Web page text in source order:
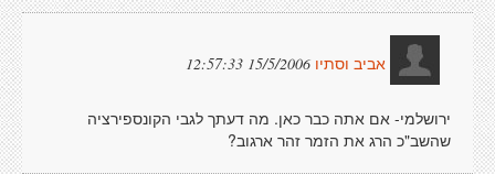
אביב וסתיו 15/5/2006 12:57:33
ירושלמי- אם אתה כבר כאן. מה דעתך לגבי הקונספירציה
שהשב"כ הרג את הזמר זהר ארגוב?